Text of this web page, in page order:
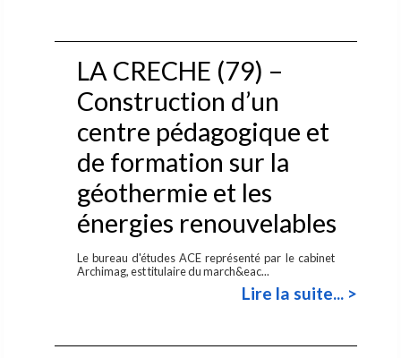
LA CRECHE (79) –
Construction d’un
centre pédagogique et
de formation sur la
géothermie et les
énergies renouvelables
Le bureau d'études ACE représenté par le cabinet
Archimag, est titulaire du march&eac...
Lire la suite... >